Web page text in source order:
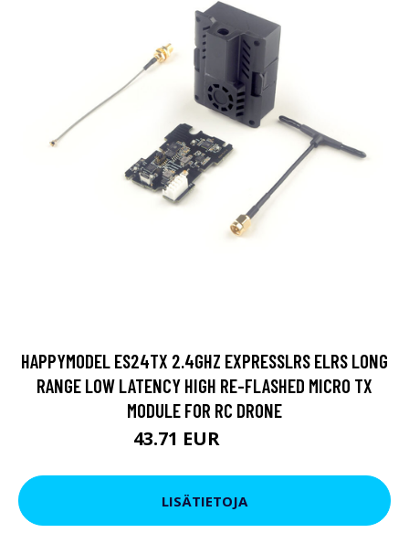
HAPPYMODEL ES24TX 2.4GHZ EXPRESSLRS ELRS LONG
RANGE LOW LATENCY HIGH RE-FLASHED MICRO TX
MODULE FOR RC DRONE
43.71 EUR
LISÄTIETOJA